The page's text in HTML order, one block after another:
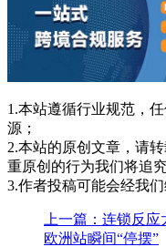
1.本站遵循行业规范，
源；
2.本站的原创文章，请
重原创的行为我们将追
3.作者投稿可能会经我们
上一篇：连锁反
欧洲站瞬间“停摆”